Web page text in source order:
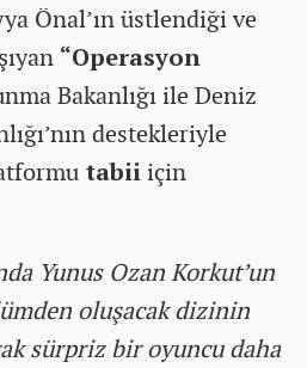
Önal’ın üstlendiği ve
“Operasyon
Bakanlığı ile Deniz
destekleriyle
tabiiiçin
Yunus Ozan Korkut’un
oluşacak dizinin
sürpriz bir oyuncu daha